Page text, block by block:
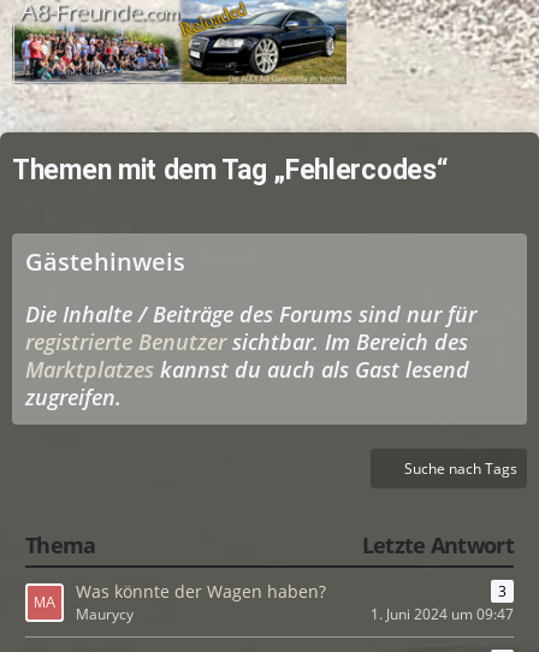
Themen mit dem Tag „Fehlercodes“
Gästehinweis
Die Inhalte / Beiträge des Forums sind nur für
registrierte Benutzersichtbar. Im Bereich des
Marktplatzes kannst du auch als Gast lesend
zugreifen.
Suche nach Tags
Thema Letzte Antwort
Was könnte der Wagen haben?
3
Maurycy
1. Juni 2024 um 09:47